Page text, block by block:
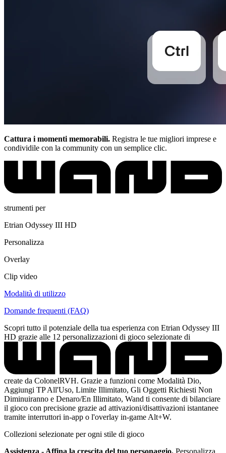
Cattura i momenti memorabili. Registra le tue migliori imprese e
condividile con la community con un semplice clic.
strumenti per
Etrian Odyssey III HD
Personalizza
Overlay
Clip video
Modalità di utilizzo
Domande frequenti (FAQ)
Scopri tutto il potenziale della tua esperienza con Etrian Odyssey III
HD grazie alle 12 personalizzazioni di gioco selezionate di
create da ColonelRVH. Grazie a funzioni come Modalità Dio,
Aggiungi TP All'Uso, Limite Illimitato, Gli Oggetti Richiesti Non
Diminuiranno e Denaro/En Illimitato, Wand ti consente di bilanciare
il gioco con precisione grazie ad attivazioni/disattivazioni istantanee
tramite interruttori in-app o l'overlay in-game Alt+W.
Collezioni selezionate per ogni stile di gioco
Assistenza - Affina la crescita del tuo personaggio. Personalizza